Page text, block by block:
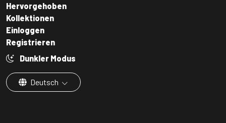
Hervorgehoben
Kollektionen
Einloggen
Registrieren
Dunkler Modus
Deutsch